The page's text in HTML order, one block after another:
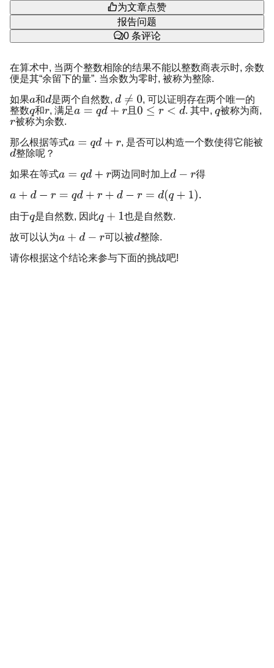
为文章点赞
报告问题
0条评论
在算术中, 当两个整数相除的结果不能以整数商表示时, 余数
便是其“余留下的量”. 当余数为零时, 被称为整除.
如果 和 是两个自然数,
, 可以证明存在两个唯一的
整数 和 , 满足 且 . 其中,
被称为商,
被称为余数.
那么根据等式
, 是否可以构造一个数使得它能被
整除呢？
如果在等式
两边同时加上 得
由于 是自然数, 因此
也是自然数.
故可以认为
可以被 整除.
请你根据这个结论来参与下面的挑战吧!